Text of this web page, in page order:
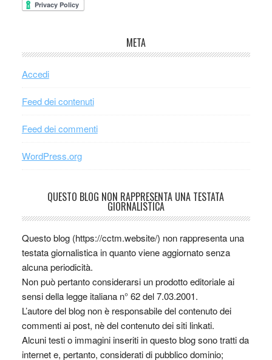
META
Accedi
Feed dei contenuti
Feed dei commenti
WordPress.org
QUESTO BLOG NON RAPPRESENTA UNA TESTATA
GIORNALISTICA
Questo blog (https://cctm.website/) non rappresenta una
testata giornalistica in quanto viene aggiornato senza
alcuna periodicità.
Non può pertanto considerarsi un prodotto editoriale ai
sensi della legge italiana n° 62 del 7.03.2001.
L’autore del blog non è responsabile del contenuto dei
commenti ai post, nè del contenuto dei siti linkati.
Alcuni testi o immagini inseriti in questo blog sono tratti da
internet e, pertanto, considerati di pubblico dominio;